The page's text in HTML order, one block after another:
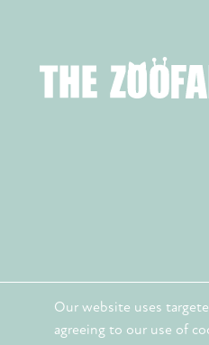
© 2026. The Zoofamily
Our website uses
agreeing to our use of